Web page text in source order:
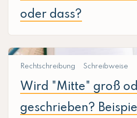
oder dass?
Rechtschreibung Schreibweise
Wird "Mitte" groß
geschrieben?